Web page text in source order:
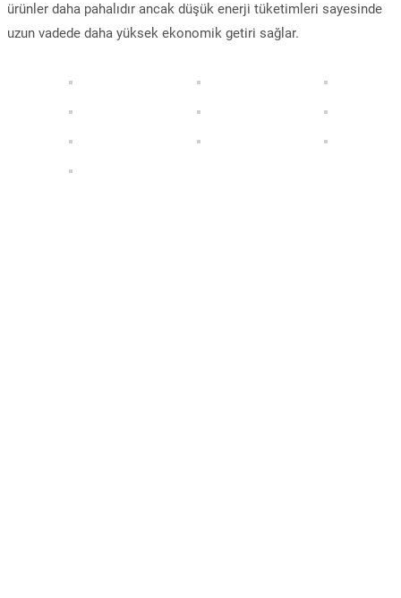
ürünler daha pahalıdır ancak düşük enerji tüketimleri sayesinde
uzun vadede daha yüksek ekonomik getiri sağlar.